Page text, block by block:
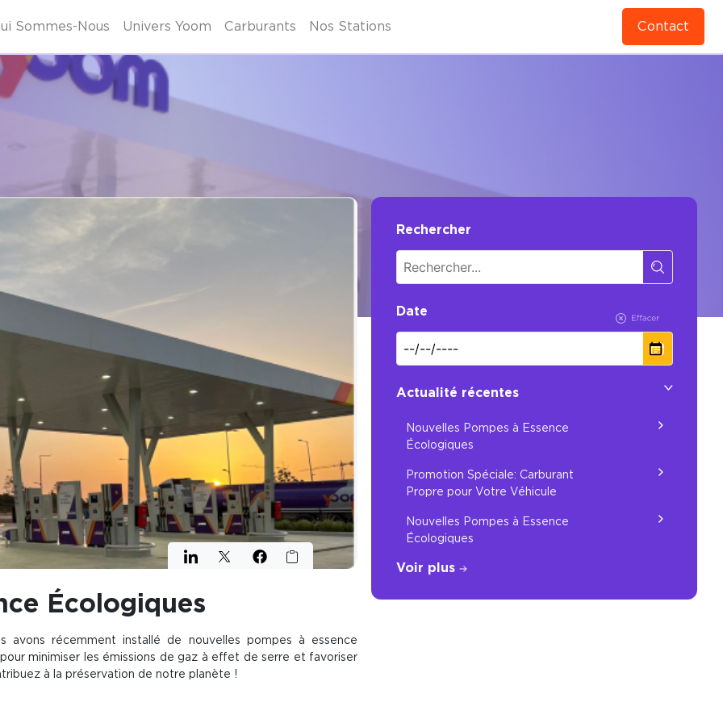
Sommes-Nous
Univers Yoom Carburants Nos Stations Contact
Écologiques
avons récemment installé de nouvelles pompes à essence
minimiser les émissions de gaz à effet de serre et favoriser
à la préservation de notre planète !
Rechercher
Date
Actualité récentes
Nouvelles Pompes à Essence
Écologiques
Promotion Spéciale: Carburant
Propre pour Votre Véhicule
Nouvelles Pompes à Essence
Écologiques
Voir plus